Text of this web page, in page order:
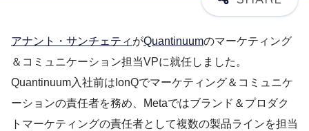
アナント・サンチェティ がQuantinuumのマーケティング
＆コミュニケーション担当VPに就任しました。
Quantinuum入社前はIonQでマーケティング＆コミュニケ
ーションの責任者を務め、Metaではブランド＆プロダク
トマーケティングの責任者として複数の製品ラインを担当